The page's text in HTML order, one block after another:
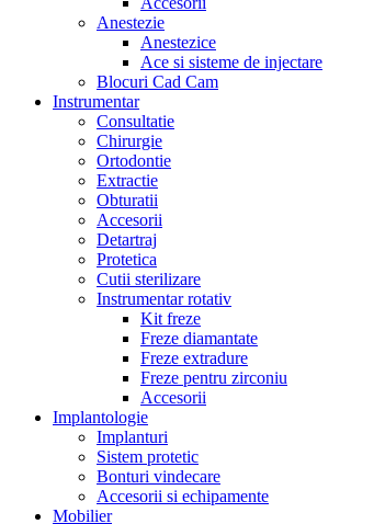
Anestezie
Anestezice
Ace si sisteme de injectare
Blocuri Cad Cam
Instrumentar
Consultatie
Chirurgie
Ortodontie
Extractie
Obturatii
Accesorii
Detartraj
Protetica
Cutii sterilizare
Instrumentar rotativ
Kit freze
Freze diamantate
Freze extradure
Freze pentru zirconiu
Accesorii
Implantologie
Implanturi
Sistem protetic
Bonturi vindecare
Accesorii si echipamente
Mobilier